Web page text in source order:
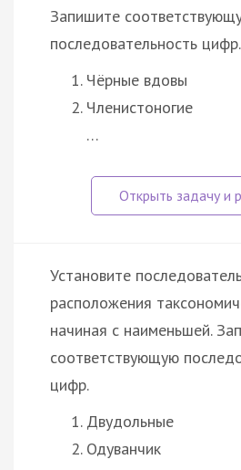
Запишите
последовательность цифр.
Чёрные вдовы
Членистоногие
…
Установите
расположения
начиная с наименьшей.
соответствующую
цифр.
Двудольные
Одуванчик